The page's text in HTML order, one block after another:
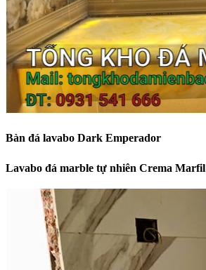
Bàn đá lavabo Dark Emperador
Lavabo đá marble tự nhiên Crema Marfil